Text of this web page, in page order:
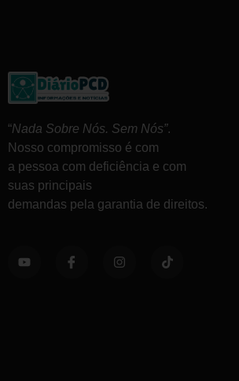
“Nada Sobre Nós. Sem Nós”.
Nosso compromisso é com
a pessoa com deficiência e com
suas principais
demandas pela garantia de direitos.